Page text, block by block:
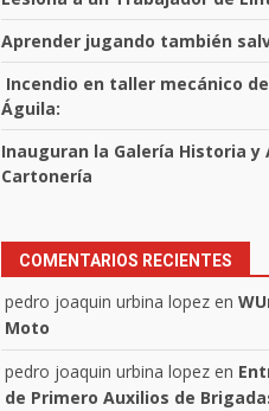
Aprender jugando también
Incendio en taller mecánico
Águila:
Inauguran la Galería Historia y
Cartonería
COMENTARIOS RECIENTES
pedro joaquin urbina lopez en
Moto
pedro joaquin urbina lopez en
de Primero Auxilios de